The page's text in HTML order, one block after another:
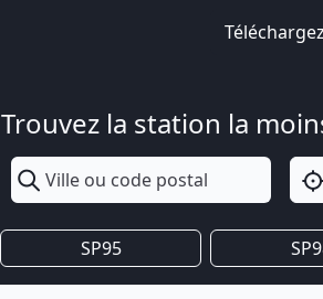
Trouvez la station la
SP95